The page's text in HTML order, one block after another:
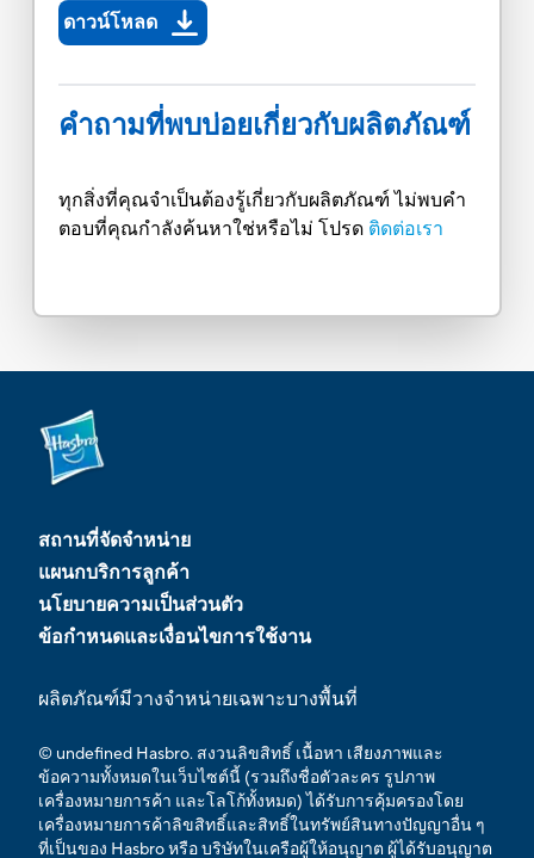
ดาวน์โหลด
คำถามที่พบบ่อยเกี่ยวกับผลิตภัณฑ์
ทุกสิ่งที่คุณจำเป็นต้องรู้เกี่ยวกับผลิตภัณฑ์ ไม่พบคำ
ตอบที่คุณกำลังค้นหาใช่หรือไม่ โปรด ติดต่อเรา
สถานที่จัดจำหน่าย
แผนกบริการลูกค้า
นโยบายความเป็นส่วนตัว
ข้อกำหนดและเงื่อนไขการใช้งาน
ผลิตภัณฑ์มีวางจำหน่ายเฉพาะบางพื้นที่
© undefined Hasbro. สงวนลิขสิทธิ์ เนื้อหา เสียงภาพและ
ข้อความทั้งหมดในเว็บไซต์นี้ (รวมถึงชื่อตัวละคร รูปภาพ
เครื่องหมายการค้า และโลโก้ทั้งหมด) ได้รับการคุ้มครองโดย
เครื่องหมายการค้าลิขสิทธิ์และสิทธิ์ในทรัพย์สินทางปัญญาอื่น ๆ
ที่เป็นของ Hasbro หรือ บริษัทในเครือผู้ให้อนุญาต ผู้ได้รับอนุญาต